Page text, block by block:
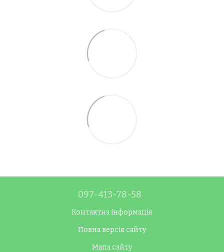
097-413-78-58
Контактна інформація
Повна версія сайту
Мапа сайту